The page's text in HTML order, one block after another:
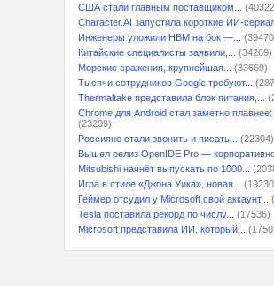
США стали главным поставщиком...
Character.AI запустила короткие ИИ-
Инженеры уложили HBM на бок —...
Китайские специалисты заявили,...
(34269)
Морские сражения, крупнейшая...
(33669)
Тысячи сотрудников Google требуют...
Thermaltake представила блок питания,...
Chrome для Android стал заметно плавнее:
(23209)
Россияне стали звонить и писать...
(22304)
Вышел релиз OpenIDE Pro —
Mitsubishi начнёт выпускать по 1000...
Игра в стиле «Джона Уика», новая...
Геймер отсудил у Microsoft свой аккаунт...
Tesla поставила рекорд по числу...
(17536)
Microsoft представила ИИ, который...